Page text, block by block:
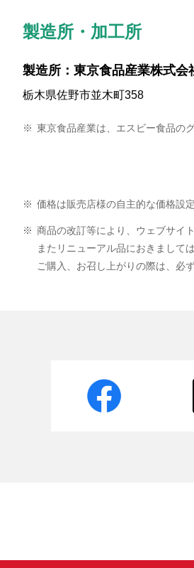
製造所・加工所
製造所：東京食品産業株式会
栃木県佐野市並木町358
※ 東京食品産業は、エスビー食品の
※ 価格は販売店様の自主的な価格設
※ 商品の改訂等により、ウェブサイ
またリニューアル品におきまして
ご購入、お召し上がりの際は、必